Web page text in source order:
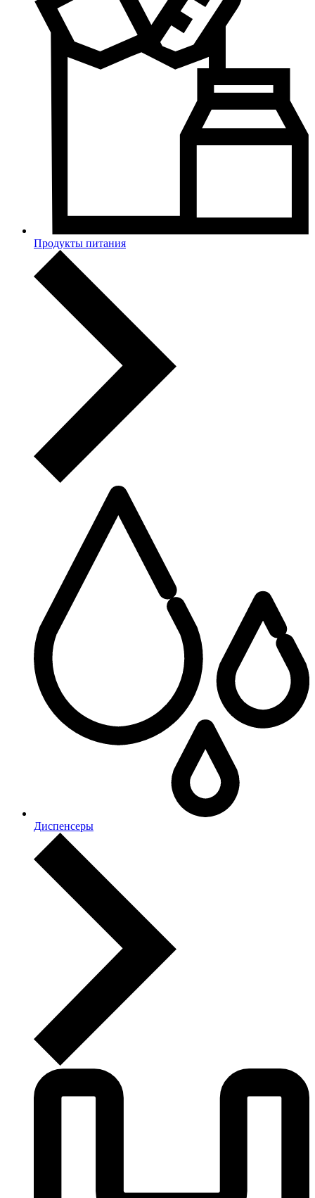
Продукты питания
Диспенсеры